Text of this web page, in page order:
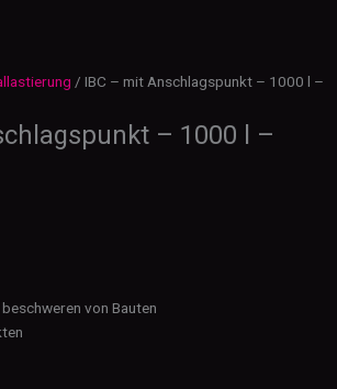
/ IBC – mit Anschlagspunkt – 1000 l –
– 1000 l –
von Bauten